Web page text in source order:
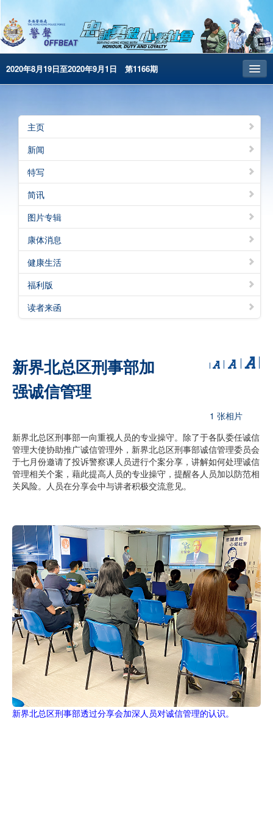
2020年8月19日至2020年9月1日 第1166期
昔日警声
警务处主页
繁體版
English
电子书版
主页
新闻
特写
简讯
图片专辑
康体消息
健康生活
福利版
读者来函
新界北总区刑事部加
强诚信管理
1 张相片
新界北总区刑事部一向重视人员的专业操守。除了于各队委任诚信
管理大使协助推广诚信管理外，新界北总区刑事部诚信管理委员会
于七月份邀请了投诉警察课人员进行个案分享，讲解如何处理诚信
管理相关个案，藉此提高人员的专业操守，提醒各人员加以防范相
关风险。人员在分享会中与讲者积极交流意见。
新界北总区刑事部透过分享会加深人员对诚信管理的认识。